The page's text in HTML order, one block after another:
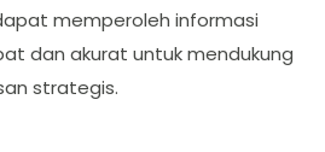
memperoleh informasi
dan akurat untuk mendukung
strategis.